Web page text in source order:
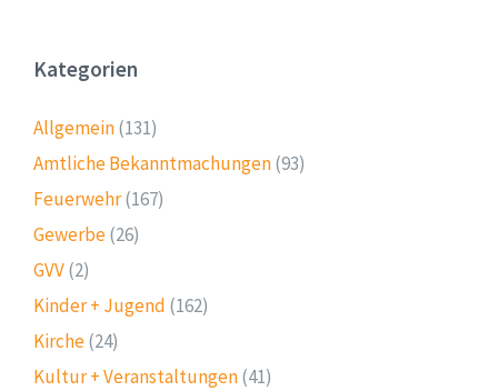
Kategorien
Allgemein(131)
Amtliche Bekanntmachungen(93)
Feuerwehr(167)
Gewerbe(26)
GVV(2)
Kinder + Jugend (162)
Kirche(24)
Kultur + Veranstaltungen(41)